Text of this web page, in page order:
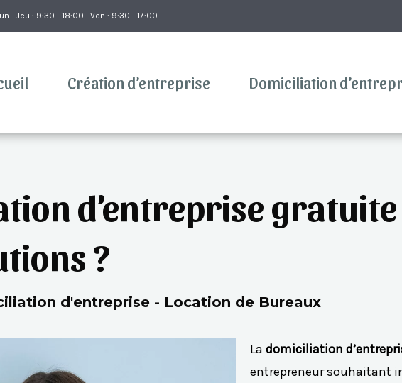
- Jeu : 9:30 - 18:00 | Ven : 9:30 - 17:00
Création d’entreprise Domiciliation
d’entreprise gratuite
?
d'entreprise - Location de Bureaux
La domiciliation
entrepreneur souhaitant